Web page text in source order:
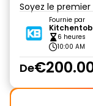
Soyez le
Fournie par
6 heures
10:00 AM
De